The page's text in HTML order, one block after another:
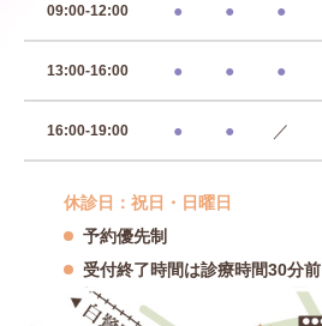
09:00-12:00 ● ● ●
13:00-16:00 ● ● ●
16:00-19:00 ● ● ／
休診日：祝日・日曜日
予約優先制
受付終了時間は診療時間30分前